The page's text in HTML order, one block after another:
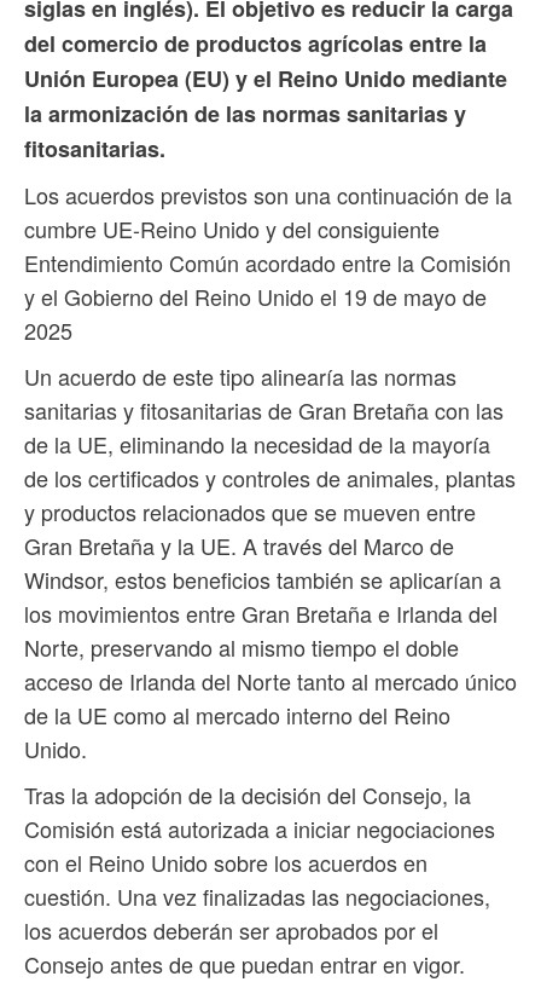
siglas en inglés). El objetivo es reducir la carga
del comercio de productos agrícolas entre la
Unión Europea (EU) y el Reino Unido mediante
la armonización de las normas sanitarias y
fitosanitarias.
Los acuerdos previstos son una continuación de la
cumbre UE-Reino Unido y del consiguiente
Entendimiento Común acordado entre la Comisión
y el Gobierno del Reino Unido el 19 de mayo de
2025
Un acuerdo de este tipo alinearía las normas
sanitarias y fitosanitarias de Gran Bretaña con las
de la UE, eliminando la necesidad de la mayoría
de los certificados y controles de animales, plantas
y productos relacionados que se mueven entre
Gran Bretaña y la UE. A través del Marco de
Windsor, estos beneficios también se aplicarían a
los movimientos entre Gran Bretaña e Irlanda del
Norte, preservando al mismo tiempo el doble
acceso de Irlanda del Norte tanto al mercado único
de la UE como al mercado interno del Reino
Unido.
Tras la adopción de la decisión del Consejo, la
Comisión está autorizada a iniciar negociaciones
con el Reino Unido sobre los acuerdos en
cuestión. Una vez finalizadas las negociaciones,
los acuerdos deberán ser aprobados por el
Consejo antes de que puedan entrar en vigor.